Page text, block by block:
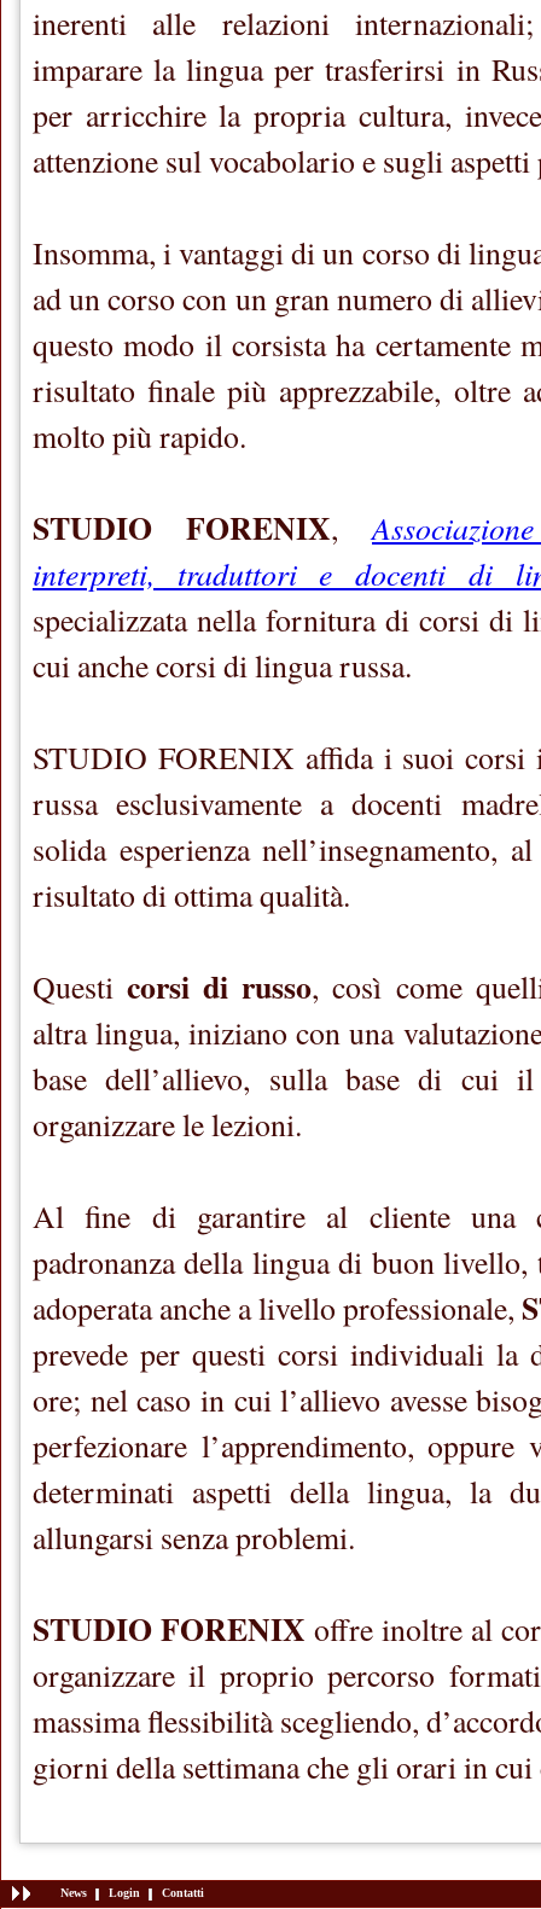
inerenti alle relazioni
imparare la lingua per trasferirsi in
per arricchire la propria cultura,
attenzione sul vocabolario e sugli
Insomma, i vantaggi di un corso di
ad un corso con un gran numero di
questo modo il corsista ha certamente
risultato finale più apprezzabile, oltre
molto più rapido.
STUDIO FORENIX,
interpreti, traduttori e docenti di
specializzata nella fornitura di corsi di
cui anche corsi di lingua russa.
STUDIO FORENIX affida i suoi
russa esclusivamente a docenti
solida esperienza nell’insegnamento,
risultato di ottima qualità.
Questicorsi di russo, così come
altra lingua, iniziano con una
base dell’allievo, sulla base di cui
organizzare le lezioni.
Al fine di garantire al cliente una
padronanza della lingua di buon livello,
adoperata anche a livello professionale,
prevede per questi corsi individuali la
ore; nel caso in cui l’allievo avesse
perfezionare l’apprendimento, oppure
determinati aspetti della lingua, la
allungarsi senza problemi.
STUDIO FORENIX offre inoltre al
organizzare il proprio percorso
massima flessibilità scegliendo,
giorni della settimana che gli orari in
News Login Contatti